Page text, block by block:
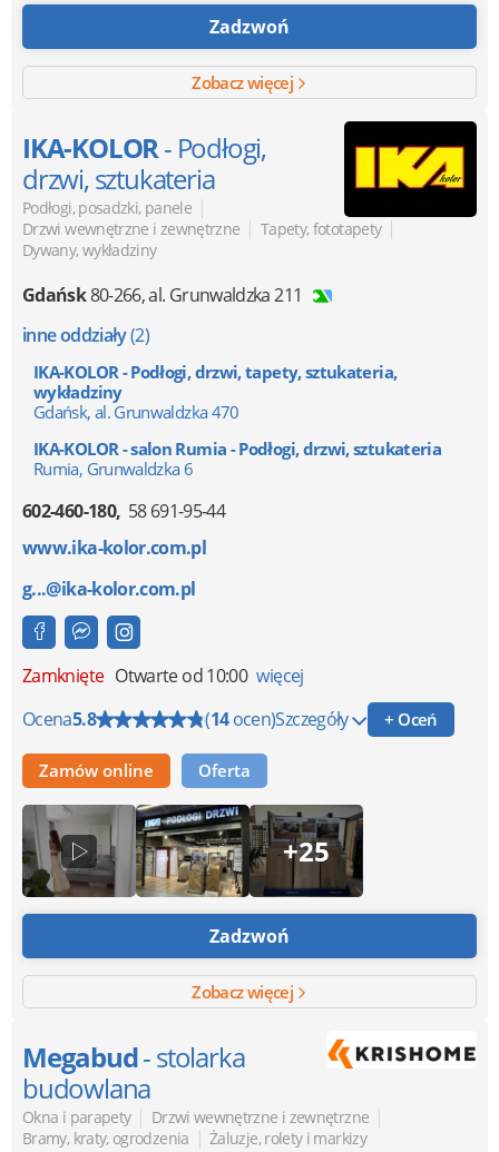
Zadzwoń
Zobacz więcej
IKA-KOLOR- Podłogi,
drzwi, sztukateria
Podłogi, posadzki, panele |
Drzwi wewnętrzne i zewnętrzne | Tapety, fototapety |
Dywany, wykładziny
Gdańsk80-266,al. Grunwaldzka 211
inne oddziały(2)
IKA-KOLOR - Podłogi, drzwi, tapety, sztukateria,
wykładziny
Gdańsk, al. Grunwaldzka 470
IKA-KOLOR - salon Rumia - Podłogi, drzwi, sztukateria
Rumia, Grunwaldzka 6
602-460-180 58 691-95-44
www.ika-kolor.com.pl
g...@ika-kolor.com.pl
Zamknięte Otwarte od 10:00 więcej
Ocena5.8 (14ocen)Szczegóły + Oceń
Zamów online Oferta
+25
Zadzwoń
Zobacz więcej
Megabud- stolarka
budowlana
Okna i parapety | Drzwi wewnętrzne i zewnętrzne |
Bramy, kraty, ogrodzenia | Żaluzje, rolety i markizy